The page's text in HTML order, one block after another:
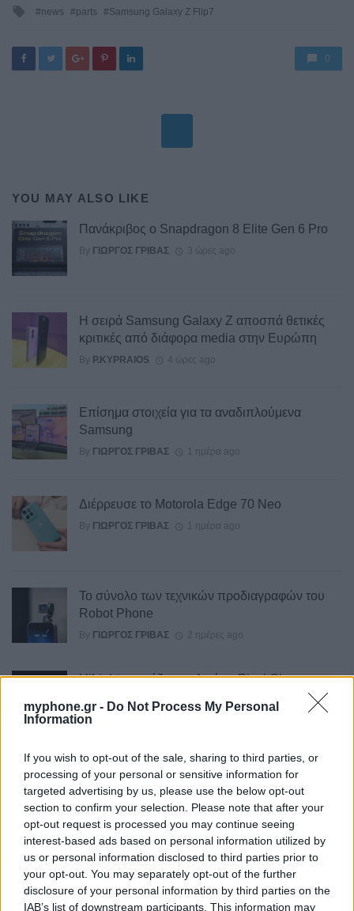
myphone.gr - Do Not Process My Personal
Information
If you wish to opt-out of the sale, sharing to third parties, or
processing of your personal or sensitive information for
targeted advertising by us, please use the below opt-out
section to confirm your selection. Please note that after your
opt-out request is processed you may continue seeing
interest-based ads based on personal information utilized by
us or personal information disclosed to third parties prior to
your opt-out. You may separately opt-out of the further
disclosure of your personal information by third parties on the
IAB’s list of downstream participants. This information may
Tagged
news parts Samsung Galaxy Z Flip7
0
YOU MAY ALSO LIKE
Πανάκριβος ο Snapdragon 8 Elite Gen 6 Pro
By ΓΙΏΡΓΟΣ ΓΡΊΒΑΣ 3 ώρες ago
Η σειρά Samsung Galaxy Z αποσπά θετικές
κριτικές από διάφορα media στην Ευρώπη
By P.KYPRAIOS 4 ώρες ago
Επίσημα στοιχεία για τα αναδιπλούμενα
Samsung
By ΓΙΏΡΓΟΣ ΓΡΊΒΑΣ 1 ημέρα ago
Διέρρευσε το Motorola Edge 70 Neo
By ΓΙΏΡΓΟΣ ΓΡΊΒΑΣ 1 ημέρα ago
Το σύνολο των τεχνικών προδιαγραφών του
Robot Phone
By ΓΙΏΡΓΟΣ ΓΡΊΒΑΣ 2 ημέρες ago
HiLight ονομάζεται τελικά το Pixel Glow
ΓΙΏΡΓΟΣ ΓΡΊΒΑΣ 2 ημέρες ago
Σε εντυπωσιακή απόχρωση “Dune” το Pixel 11
Pro XL
ByΓΙΏΡΓΟΣ ΓΡΊΒΑΣ 3 ημέρες ago
Motorola: ετοιμάζει δυναμική επιστροφή στα
smartwatches
By ΓΙΏΡΓΟΣ ΓΡΊΒΑΣ 4 ημέρες ago